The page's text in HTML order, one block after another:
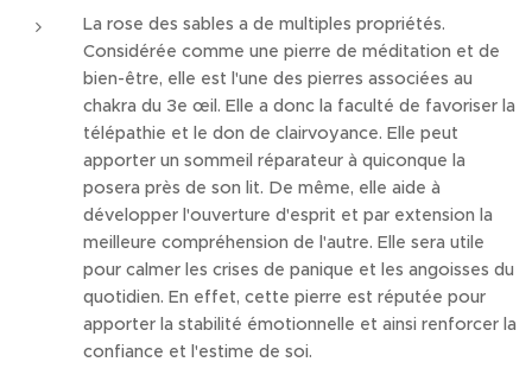
La rose des sables a de multiples propriétés.
Considérée comme une pierre de méditation et de
bien-être, elle est l'une des pierres associées au
chakra du 3e œil. Elle a donc la faculté de favoriser la
télépathie et le don de clairvoyance. Elle peut
apporter un sommeil réparateur à quiconque la
posera près de son lit. De même, elle aide à
développer l'ouverture d'esprit et par extension la
meilleure compréhension de l'autre. Elle sera utile
pour calmer les crises de panique et les angoisses du
quotidien. En effet, cette pierre est réputée pour
apporter la stabilité émotionnelle et ainsi renforcer la
confiance et l'estime de soi.